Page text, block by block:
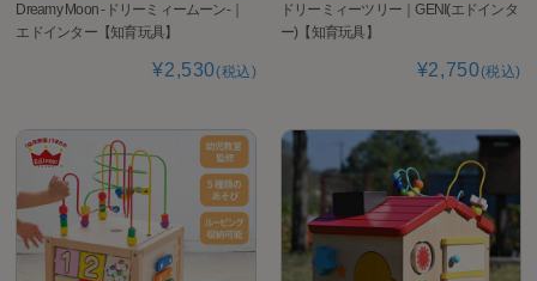
Dreamy Moon -ドリーミィームーン-｜
エドインター【知育玩具】
¥2,530(税込)
ドリーミィーツリー｜GENI(エドインタ
ー)【知育玩具】
¥2,750(税込)